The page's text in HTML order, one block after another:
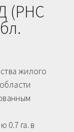
(РНС
жилого
0.7 га. в